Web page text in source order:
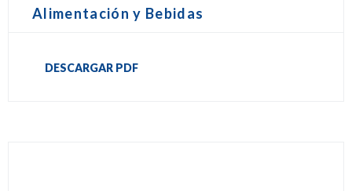
Alimentación y Bebidas
DESCARGAR PDF